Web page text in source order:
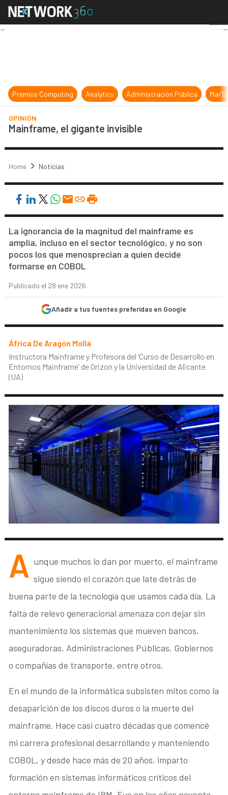
Mainframe, el gigante invisible
Premios Computing Analytics Administración Pública
OPINIÓN
Mainframe, el gigante invisible
Home Noticias
La ignorancia de la magnitud del mainframe es
amplia, incluso en el sector tecnológico, y no son
pocos los que menosprecian a quien decide
formarse en COBOL
Publicado el 28 ene 2026
Añadir a tus fuentes preferidas en Google
África De Aragón Mollá
Instructora Mainframe y Profesora del ‘Curso de Desarrollo en
Entornos Mainframe’ de Orizon y la Universidad de Alicante
(UA)
A unque muchos lo dan por muerto, el mainframe
sigue siendo el corazón que late detrás de
buena parte de la tecnología que usamos cada día. La
falta de relevo generacional amenaza con dejar sin
mantenimiento los sistemas que mueven bancos,
aseguradoras, Administraciones Públicas, Gobiernos
o compañías de transporte, entre otros.
En el mundo de la informática subsisten mitos como la
desaparición de los discos duros o la muerte del
mainframe. Hace casi cuatro décadas que comencé
mi carrera profesional desarrollando y manteniendo
COBOL, y desde hace más de 20 años, imparto
formación en sistemas informáticos críticos del